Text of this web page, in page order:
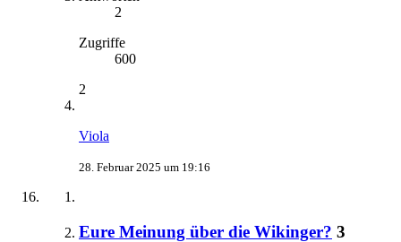
2
Zugriffe
600
2
Viola
28. Februar 2025 um 19:16
Eure Meinung über die Wikinger? 3